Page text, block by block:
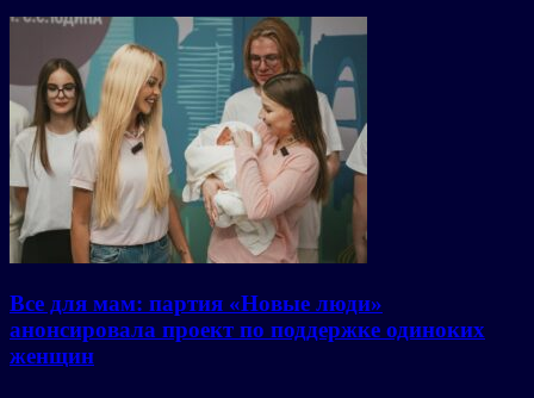
Все для мам: партия «Новые люди»
анонсировала проект по поддержке одиноких
женщин